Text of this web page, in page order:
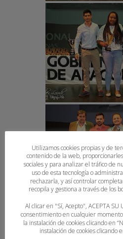
Utilizamos cookies propias y de
contenido de la web,
sociales y para analizar el tráfico de
uso de esta tecnología o
rechazarla, y así controlar
recopila y gestiona a través de los
Al clicar en "Sí, Acepto", ACEPTA
consentimiento en cualquier
la instalación de cookies clicando en
instalación de cookies clicando